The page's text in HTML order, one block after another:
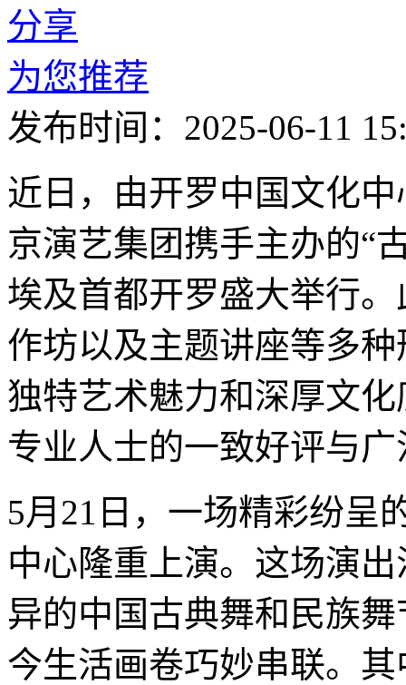
分享
为您推荐
发布时间：2025-06-11
近日，由开罗中国文化
京演艺集团携手主办的“
埃及首都开罗盛大举行
作坊以及主题讲座等多
独特艺术魅力和深厚文
专业人士的一致好评与
5月21日，一场精彩纷呈
中心隆重上演。这场演
异的中国古典舞和民族
今生活画卷巧妙串联。